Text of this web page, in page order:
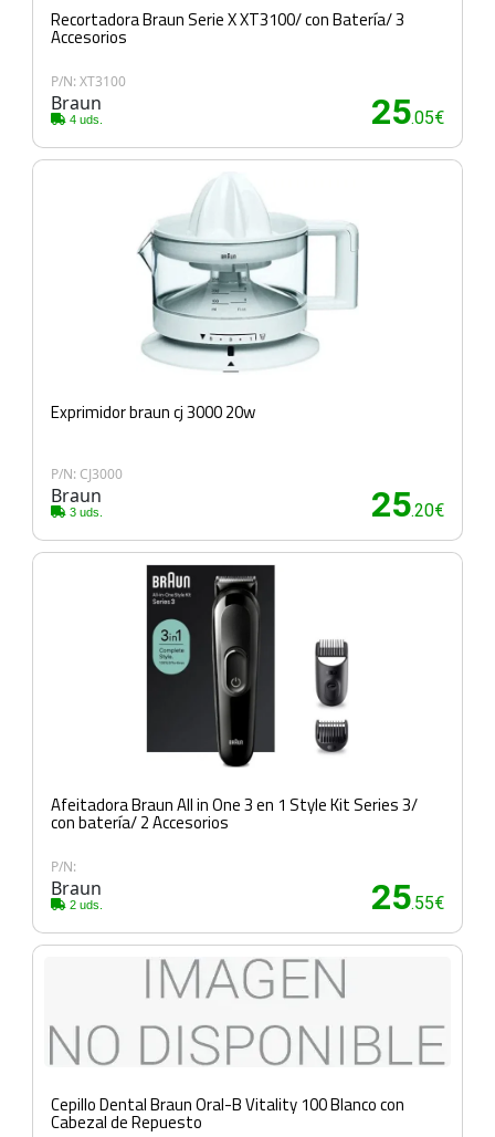
Recortadora Braun Serie X XT3100/ con Batería/ 3
Accesorios
P/N: XT3100
Braun
4 uds. 25.05€
Exprimidor braun cj 3000 20w
P/N: CJ3000
Braun
3 uds. 25.20€
Afeitadora Braun All in One 3 en 1 Style Kit Series 3/
con batería/ 2 Accesorios
P/N:
Braun
2 uds. 25.55€
Cepillo Dental Braun Oral-B Vitality 100 Blanco con
Cabezal de Repuesto